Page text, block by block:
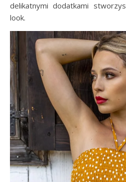
delikatnymi dodatkami
look.